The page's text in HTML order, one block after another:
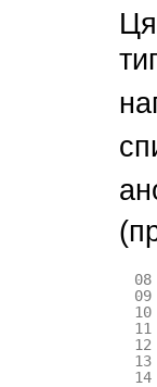
08
09
10
11
12
13
14